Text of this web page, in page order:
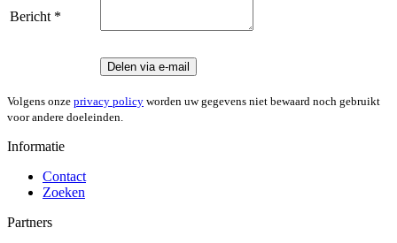
Bericht *
Delen via e-mail
Volgens onze privacy policy worden uw gegevens niet bewaard noch gebruikt
voor andere doeleinden.
Informatie
Contact
Zoeken
Partners